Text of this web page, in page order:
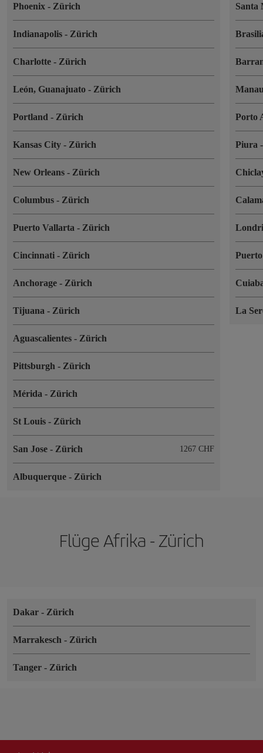
Phoenix - Zürich
Indianapolis - Zürich
Charlotte - Zürich
León, Guanajuato - Zürich
Portland - Zürich
Kansas City - Zürich
New Orleans - Zürich
Columbus - Zürich
Puerto Vallarta - Zürich
Cincinnati - Zürich
Anchorage - Zürich
Tijuana - Zürich
Aguascalientes - Zürich
Pittsburgh - Zürich
Mérida - Zürich
St Louis - Zürich
San Jose - Zürich 1267 CHF
Albuquerque - Zürich
Porto
Piura
La
Flüge Afrika - Zürich
Dakar - Zürich
Marrakesch - Zürich
Tanger - Zürich